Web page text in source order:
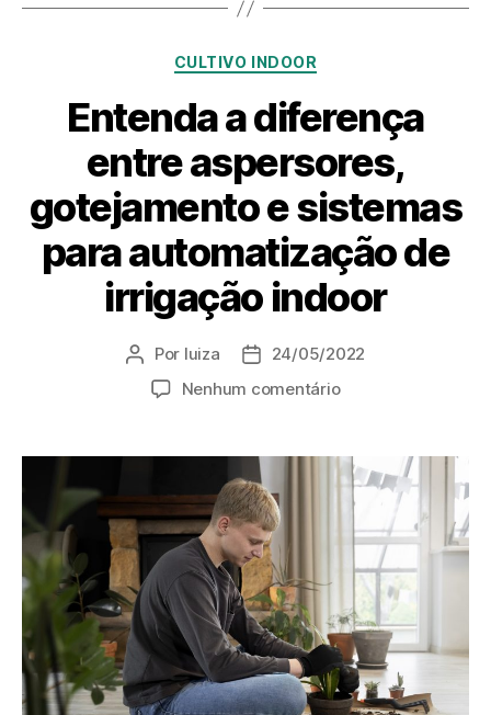
CULTIVO INDOOR
Entenda a diferença
entre aspersores,
gotejamento e sistemas
para automatização de
irrigação indoor
Por luiza
24/05/2022
Nenhum comentário